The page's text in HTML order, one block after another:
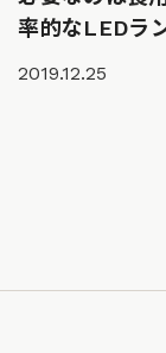
率的なLEDラ
2019.12.25